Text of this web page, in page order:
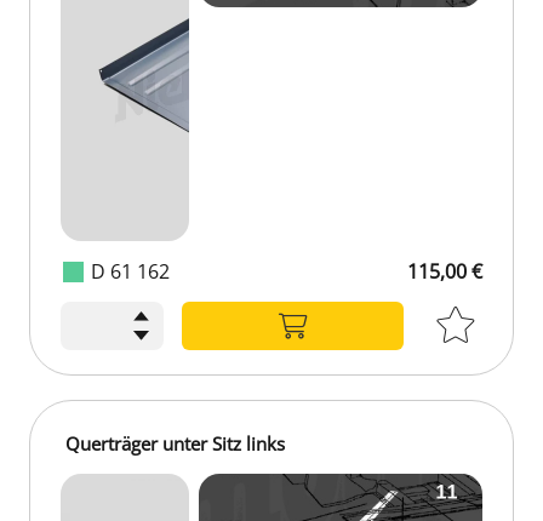
D 61 162 115,00 €
Querträger unter Sitz links